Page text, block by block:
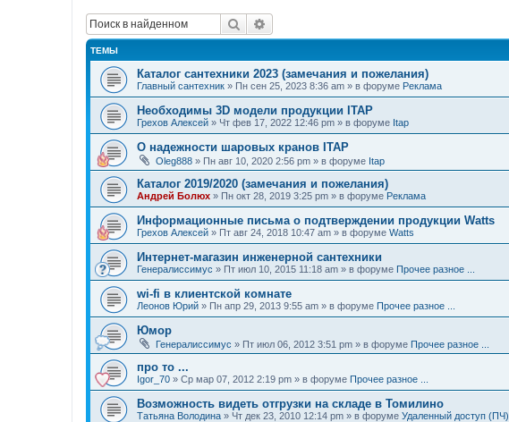
Поиск
ТЕМЫ
Каталог сантехники 2023 (замечания и пожелания)
Главный сантехник » Пн сен 25, 2023 8:36 am » в форуме Реклама
Необходимы 3D модели продукции ITAP
Грехов Алексей » Чт фев 17, 2022 12:46 pm » в форуме Itap
О надежности шаровых кранов ITAP
Oleg888 » Пн авг 10, 2020 2:56 pm » в форуме Itap
Каталог 2019/2020 (замечания и пожелания)
Андрей Болюх » Пн окт 28, 2019 3:25 pm » в форуме Реклама
Информационные письма о подтверждении продукции Watts
Грехов Алексей » Пт авг 24, 2018 10:47 am » в форуме Watts
Интернет-магазин инженерной сантехники
Генералиссимус » Пт июл 10, 2015 11:18 am » в форуме Прочее разное ...
wi-fi в клиентской комнате
Леонов Юрий » Пн апр 29, 2013 9:55 am » в форуме Прочее разное ...
Юмор
Генералиссимус » Пт июл 06, 2012 3:51 pm » в форуме Прочее разное ...
про то ...
Igor_70 » Ср мар 07, 2012 2:19 pm » в форуме Прочее разное ...
Возможность видеть отгрузки на складе в Томилино
Татьяна Володина » Чт дек 23, 2010 12:14 pm » в форуме Удаленный доступ (ПЧ)